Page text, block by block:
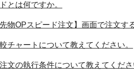
とは何ですか。
物OPスピード注文】画面で注文す
チャートについて教えてください。
文の執行条件について教えてくださ